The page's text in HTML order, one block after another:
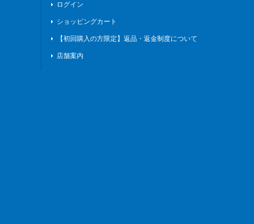
ログイン
ショッピングカート
【初回購入の方限定】返品・返金制度について
店舗案内